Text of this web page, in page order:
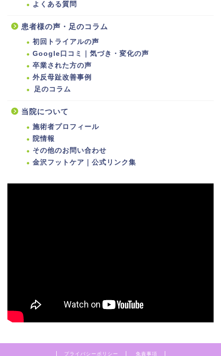
よくある質問
患者様の声・足のコラム
初回トライアルの声
Google口コミ｜気づき・変化の声
卒業された方の声
外反母趾改善事例
足のコラム
当院について
施術者プロフィール
院情報
その他のお問い合わせ
金沢フットケア｜公式リンク集
プライバシーポリシー 免責事項